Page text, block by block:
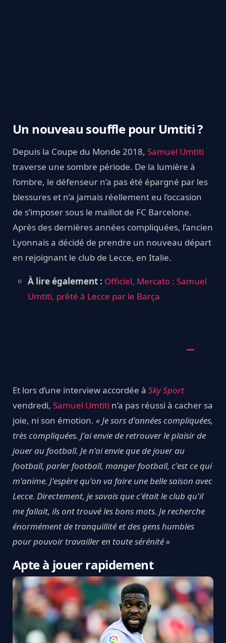
Un nouveau souffle pour Umtiti ?
Depuis la Coupe du Monde 2018, Samuel Umtiti
traverse une sombre période. De la lumière à
l’ombre, le défenseur n’a pas été épargné par les
blessures et n’a jamais réellement eu l’occasion
de s’imposer sous le maillot de FC Barcelone.
Après des dernières années compliquées, l’ancien
Lyonnais a décidé de prendre un nouveau départ
en rejoignant le club de Lecce, en Italie.
À lire également : Officiel, Mercato : Samuel
Umtiti, prêté à Lecce par le Barça
Et lors d’une interview accordée à Sky Sport
vendredi, Samuel Umtiti n’a pas réussi à cacher sa
joie, ni son émotion. « Je sors d'années compliquées,
très compliquées. J'ai envie de retrouver le plaisir de
jouer au football. Je n'ai envie que de jouer au
football, parler football, manger football, c'est ce qui
m'anime. J'espère qu'on va faire une belle saison avec
Lecce. Directement, je savais que c'était le club qu'il
me fallait, ils ont trouvé les bons mots. Je recherche
énormément de tranquillité et des gens humbles
pour pouvoir travailler en toute sérénité »
Apte à jouer rapidement